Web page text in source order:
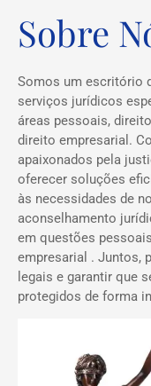
Sobre
Somos um escritório
serviços jurídicos
áreas pessoais,
direito empresarial.
apaixonados pela
oferecer soluções
às necessidades de
aconselhamento
em questões
empresarial . Juntos,
legais e garantir que
protegidos de forma